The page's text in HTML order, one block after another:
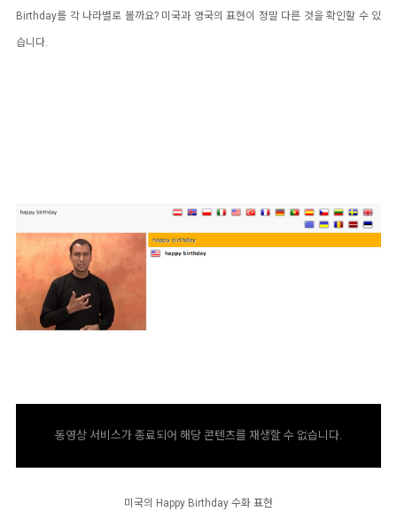
Birthday를 각 나라별로 볼까요? 미국과 영국의 표현이 정말 다른 것을 확인할 수 있
습니다.
동영상 서비스가 종료되어 해당 콘텐츠를 재생할 수 없습니다.
미국의 Happy Birthday 수화 표현